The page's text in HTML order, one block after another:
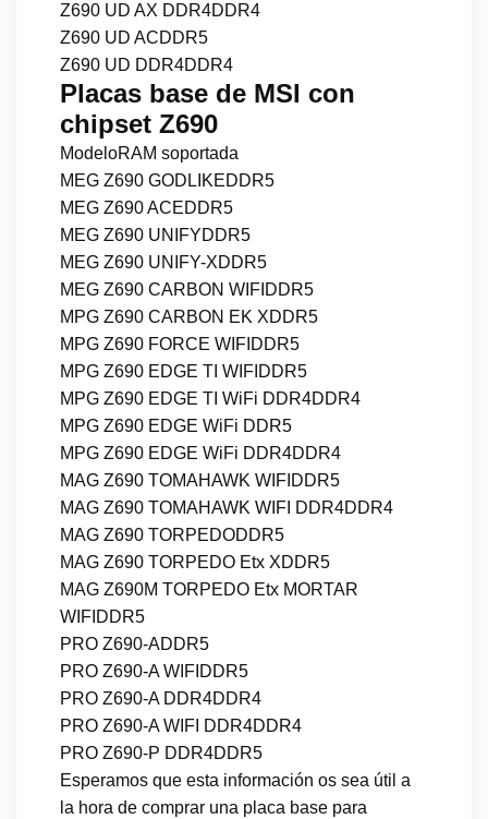
Z690 UD AX DDR4DDR4
Z690 UD ACDDR5
Z690 UD DDR4DDR4
Placas base de MSI con
chipset Z690
ModeloRAM soportada
MEG Z690 GODLIKEDDR5
MEG Z690 ACEDDR5
MEG Z690 UNIFYDDR5
MEG Z690 UNIFY-XDDR5
MEG Z690 CARBON WIFIDDR5
MPG Z690 CARBON EK XDDR5
MPG Z690 FORCE WIFIDDR5
MPG Z690 EDGE TI WIFIDDR5
MPG Z690 EDGE TI WiFi DDR4DDR4
MPG Z690 EDGE WiFi DDR5
MPG Z690 EDGE WiFi DDR4DDR4
MAG Z690 TOMAHAWK WIFIDDR5
MAG Z690 TOMAHAWK WIFI DDR4DDR4
MAG Z690 TORPEDODDR5
MAG Z690 TORPEDO Etx XDDR5
MAG Z690M TORPEDO Etx MORTAR
WIFIDDR5
PRO Z690-ADDR5
PRO Z690-A WIFIDDR5
PRO Z690-A DDR4DDR4
PRO Z690-A WIFI DDR4DDR4
PRO Z690-P DDR4DDR5
Esperamos que esta información os sea útil a
la hora de comprar una placa base para